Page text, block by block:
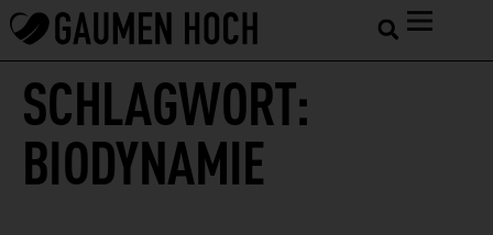
SCHLAGWORT:
BIODYNAMIE